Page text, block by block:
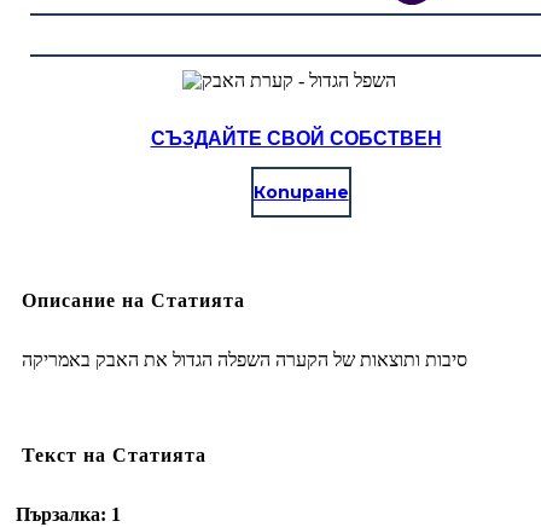
СЪЗДАЙТЕ СВОЙ СОБСТВЕН
Копиране
Описание на Статията
סיבות ותוצאות של הקערה השפלה הגדול את האבק באמריקה
Текст на Статията
Пързалка: 1